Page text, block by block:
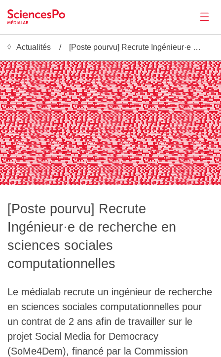
Actualités
Productions
Activités
Outils
Séminaire
L'équipe
Le médialab
FR|EN
Actualités [Poste pourvu] Recrute Ingénieur·e de recherche en sciences sociales computationnelles
[Poste pourvu] Recrute
Ingénieur·e de recherche en
sciences sociales
computationnelles
Le médialab recrute un ingénieur de recherche
en sciences sociales computationnelles pour
un contrat de 2 ans afin de travailler sur le
projet Social Media for Democracy
(SoMe4Dem), financé par la Commission